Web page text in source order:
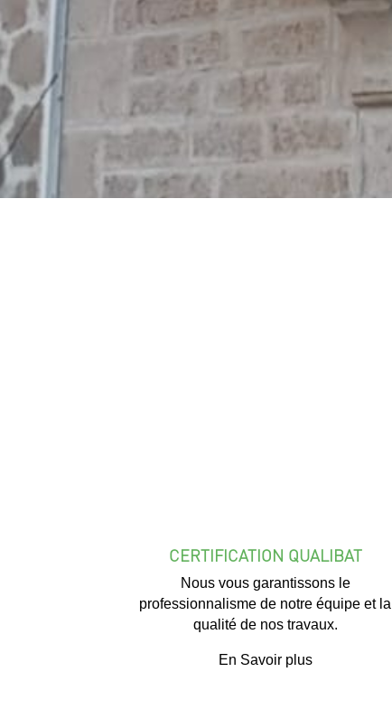
CERTIFICATION QUALIBAT
Nous vous garantissons le
professionnalisme de notre équipe et la
qualité de nos travaux.
En Savoir plus